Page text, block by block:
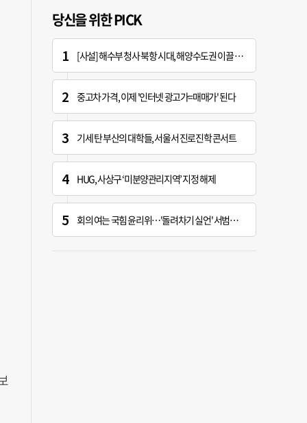
당신을 위한 PICK
[사설] 해수부 청사 북항 시대, 해양수도권 이끌 구심점 돼야
중고차 가격, 이제 '인터넷 광고가=매매가' 된다
기세 탄 부산의 대학들, 서울서 진로진학 콘서트
HUG, 사상구 ‘미분양관리지역’ 지정 해제
회의 여는 국힘 윤리위…'돌려차기 실언' 서범수 징계 개시 가능성 주목